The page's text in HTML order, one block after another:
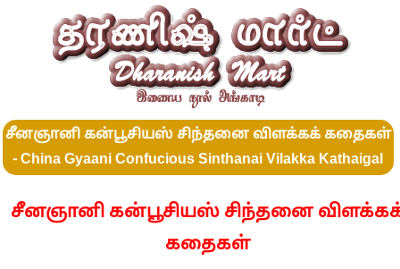
சீனஞானி கன்பூசியஸ் சிந்தனை விளக்கக் கதைகள்
- China Gyaani Confucious Sinthanai Vilakka Kathaigal
சீனஞானி கன்பூசியஸ் சிந்தனை
கதைகள்